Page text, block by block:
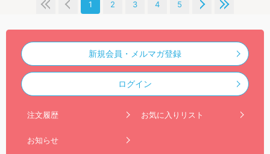
1 2 3 4 5
新規会員・メルマガ登録
ログイン
注文履歴 お気に入りリスト
お知らせ